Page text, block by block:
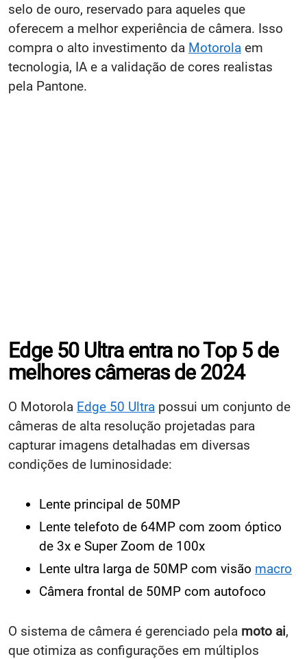
selo de ouro, reservado para aqueles que
oferecem a melhor experiência de câmera. Isso
compra o alto investimento da Motorola em
tecnologia, IA e a validação de cores realistas
pela Pantone.
Edge 50 Ultra entra no Top 5 de
melhores câmeras de 2024
O Motorola Edge 50 Ultra possui um conjunto de
câmeras de alta resolução projetadas para
capturar imagens detalhadas em diversas
condições de luminosidade:
Lente principal de 50MP
Lente telefoto de 64MP com zoom óptico
de 3x e Super Zoom de 100x
Lente ultra larga de 50MP com visão macro
Câmera frontal de 50MP com autofoco
O sistema de câmera é gerenciado pela moto ai,
que otimiza as configurações em múltiplos